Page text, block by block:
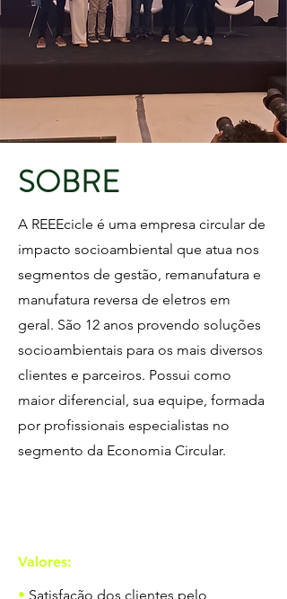
SOBRE
A REEEcicle é uma empresa circular de
impacto socioambiental que atua nos
segmentos de gestão, remanufatura e
manufatura reversa de eletros em
geral. São 12 anos provendo soluções
socioambientais para os mais diversos
clientes e parceiros. Possui como
maior diferencial, sua equipe, formada
por profissionais especialistas no
segmento da Economia Circular.
Valores:
• Satisfação dos clientes pelo